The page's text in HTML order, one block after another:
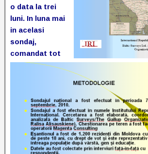
o data la trei
luni. In luna mai
in acelasi
sondaj,
comandat tot